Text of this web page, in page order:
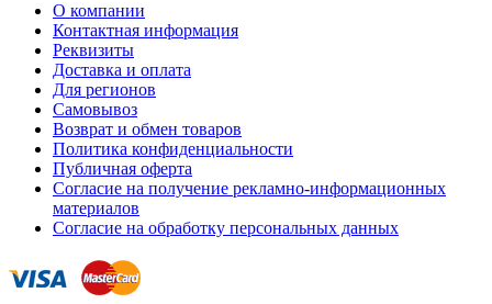
О компании
Контактная информация
Реквизиты
Доставка и оплата
Для регионов
Самовывоз
Возврат и обмен товаров
Политика конфиденциальности
Публичная оферта
Согласие на получение рекламно-информационных
материалов
Согласие на обработку персональных данных